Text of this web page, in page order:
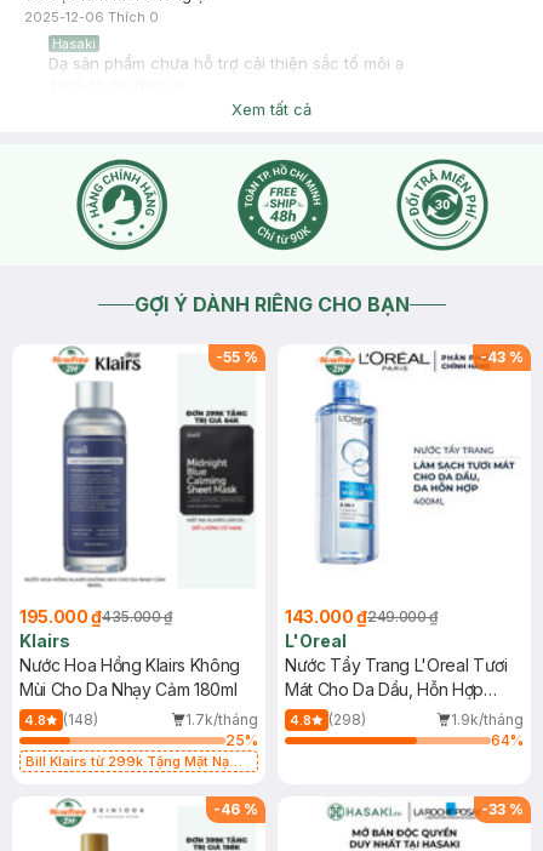
2025-12-06 Thích 0
Hasaki
Dạ sản phẩm chưa hỗ trợ cải thiện sắc tố môi ạ
Xem tất cả
GỢI Ý DÀNH RIÊNG CHO BẠN
-55 %
195.000 ₫435.000 ₫
Klairs
Nước Hoa Hồng Klairs Không
Mùi Cho Da Nhạy Cảm 180ml
4.8 (148)
1.7k/tháng
25%
Bill Klairs từ 299k Tặng Mặt Nạ
25ml (SL Có Hạn)
-43 %
143.000 ₫249.000 ₫
L'Oreal
Nước Tẩy Trang L'Oreal Tươi
Mát Cho Da Dầu, Hỗn Hợp
400ml
4.8 (298)
1.9k/tháng
64%
-46 % -33 %